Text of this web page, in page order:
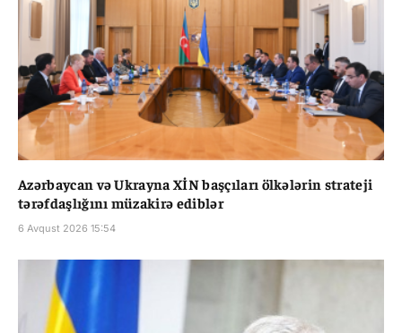
Azərbaycan və Ukrayna XİN başçıları ölkələrin strateji
tərəfdaşlığını müzakirə ediblər
6 Avqust 2026 15:54